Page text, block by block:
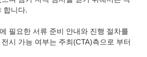
합니다.
필요한 서류 준비 안내와 진행 절차를
전시 가능 여부는 주최 (CTA)측으로 부터